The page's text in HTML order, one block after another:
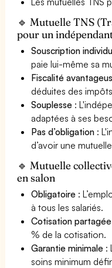
🔹 Mutuelle TNS
pour un
Souscription
paie lui-même sa
Fiscalité
déduites des
Souplesse :
adaptées à ses
Pas d’obligation :
d’avoir une
🔹 Mutuelle
en salon
Obligatoire :
à tous les salariés.
Cotisation partagée
% de la cotisation.
Garantie minimale :
soins minimum